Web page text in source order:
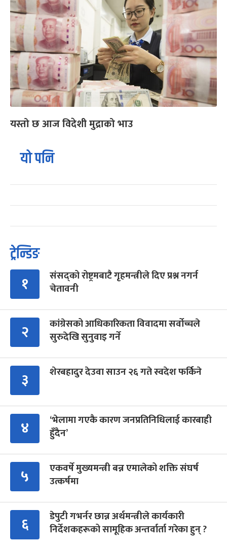
यस्तो छ आज विदेशी मुद्राको भाउ
यो पनि
ट्रेन्डिङ
१
संसद्को रोष्ट्रमबाटै गृहमन्त्रीले दिए प्रश्न नगर्न
चेतावनी
२
कांग्रेसको आधिकारिकता विवादमा सर्वोच्चले
सुरुदेखि सुनुवाइ गर्ने
३ शेरबहादुर देउवा साउन २६ गते स्वदेश फर्किने
४
‘भेलामा गएकै कारण जनप्रतिनिधिलाई कारबाही
हुँदैन’
५
एकवर्षे मुख्यमन्त्री बन्न एमालेको शक्ति संघर्ष
उत्कर्षमा
६
डेपुटी गभर्नर छान्न अर्थमन्त्रीले कार्यकारी
निर्देशकहरूको सामूहिक अन्तर्वार्ता गरेका हुन् ?